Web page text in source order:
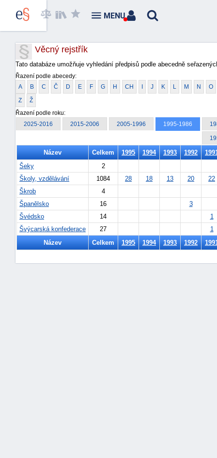
Věcný rejstřík
Tato databáze umožňuje vyhledání předpisů podle abecedně
Řazení podle abecedy:
A B C Č D E F G H CH I J K L M N O
Z Ž
Řazení podle roku:
2025-2016 2015-2006 2005-1996 1995-1986
Název Celkem 1995 1994 1993 1992
Šeky
2
Školy, vzdělávání
1084 28 18 13 20
22
Škrob
4
Španělsko
16
3
Švédsko
14
1
Švýcarská konfederace
27
1
Název
Celkem 1995 1994 1993 1992
MENU